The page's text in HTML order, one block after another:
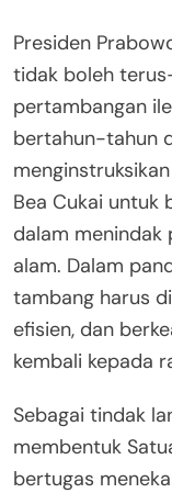
Presiden
tidak boleh
pertambangan
bertahun-tahun
menginstruksikan
Bea Cukai untuk
dalam menindak
alam. Dalam
tambang harus
efisien, dan
kembali kepada
Sebagai tindak
membentuk
bertugas